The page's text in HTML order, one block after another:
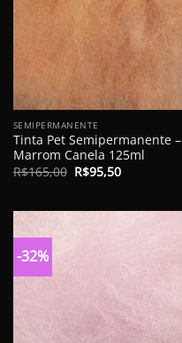
SEMIPERMANENTE
Tinta Pet Semipermanente –
Marrom Canela 125ml
R$165,00 O
preço
R$165,00.
R$95,50O
preço
R$95,50.
-32%